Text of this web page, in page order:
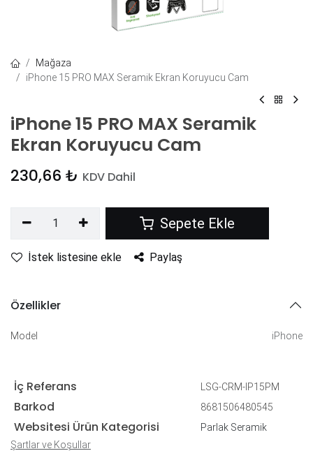
Mağaza
iPhone 15 PRO MAX Seramik Ekran Koruyucu Cam
iPhone 15 PRO MAX Seramik
Ekran Koruyucu Cam
230,66 ₺ KDV Dahil
Sepete Ekle
İstek listesine ekle Paylaş
Özellikler
Model iPhone
İç Referans LSG-CRM-IP15PM
Barkod 8681506480545
Websitesi Ürün Kategorisi
Parlak Seramik
Şartlar ve Koşullar